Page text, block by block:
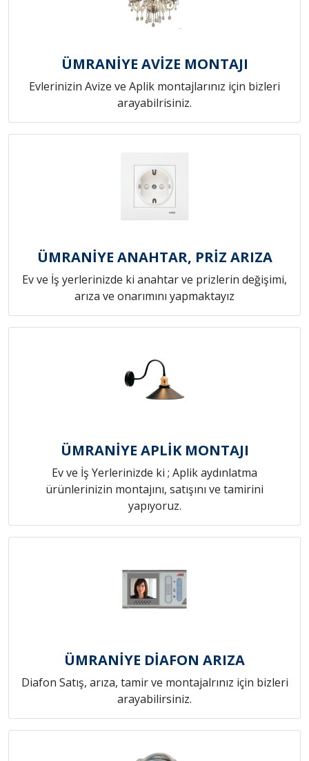
ÜMRANİYE AVİZE MONTAJI
Evlerinizin Avize ve Aplik montajlarınız için bizleri
arayabilrisiniz.
ÜMRANİYE ANAHTAR, PRİZ ARIZA
Ev ve İş yerlerinizde ki anahtar ve prizlerin değişimi,
arıza ve onarımını yapmaktayız
ÜMRANİYE APLİK MONTAJI
Ev ve İş Yerlerinizde ki ; Aplik aydınlatma
ürünlerinizin montajını, satışını ve tamirini
yapıyoruz.
ÜMRANİYE DİAFON ARIZA
Diafon Satış, arıza, tamir ve montajalrınız için bizleri
arayabilirsiniz.